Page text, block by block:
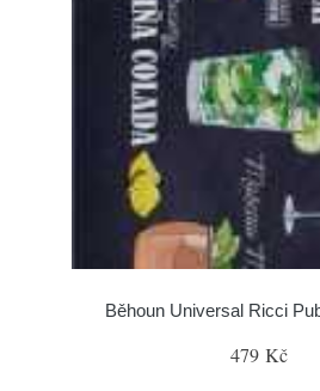
Běhoun Universal Ricci
479 Kč